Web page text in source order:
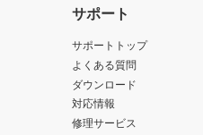
サポート
サポートトップ
よくある質問
ダウンロード
対応情報
修理サービス